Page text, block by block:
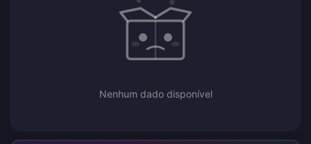
Nenhum dado disponível